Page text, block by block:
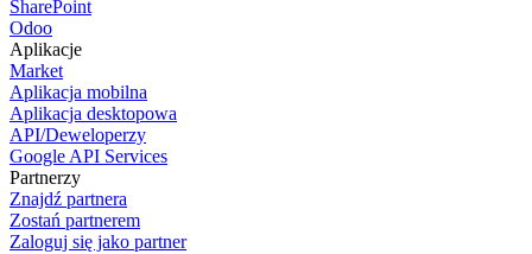
SharePoint
Odoo
Aplikacje
Market
Aplikacja mobilna
Aplikacja desktopowa
API/Deweloperzy
Google API Services
Partnerzy
Znajdź partnera
Zostań partnerem
Zaloguj się jako partner